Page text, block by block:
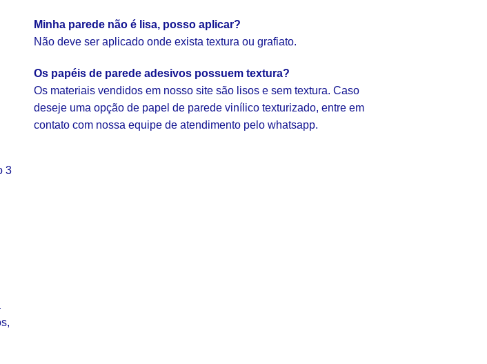
3
Minha parede não é lisa, posso aplicar?
Não deve ser aplicado onde exista textura ou grafiato.
Os papéis de parede adesivos possuem textura?
Os materiais vendidos em nosso site são lisos e sem textura. Caso
deseje uma opção de papel de parede vinílico texturizado, entre em
contato com nossa equipe de atendimento pelo whatsapp.